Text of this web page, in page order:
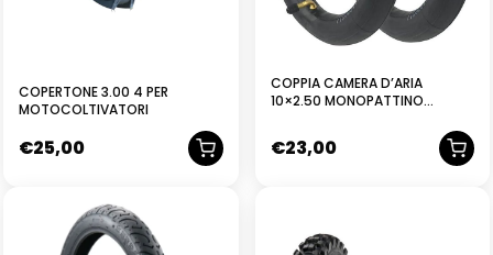
COPERTONE 3.00 4 PER
MOTOCOLTIVATORI
€25,00
COPPIA CAMERA D’ARIA
10×2.50 MONOPATTINO
€23,00